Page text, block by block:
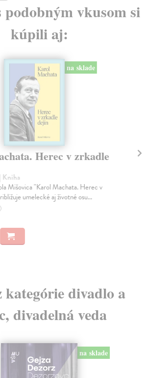
podobným vkusom si
kúpili aj:
na sklade
Herec v zrkadle
| Kniha
Mišovica "Karol Machata. Herec v
umelecké aj životné osu...
kategórie divadlo a
divadelná veda
na sklade